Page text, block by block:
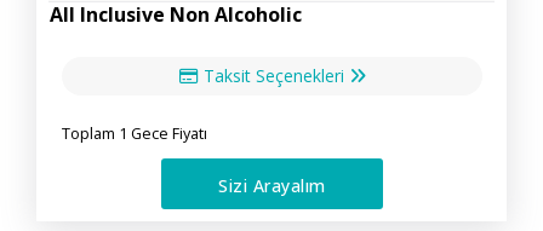
All Inclusive Non Alcoholic
Taksit Seçenekleri
Toplam 1 Gece Fiyatı
Sizi Arayalım